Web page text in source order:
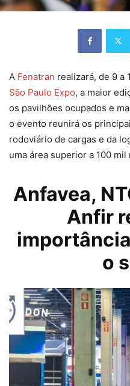
A Fenatran realizará, de 9 a
São Paulo Expo, a maior
os pavilhões ocupados e
o evento reunirá os
rodoviário de cargas e da
uma área superior a 100
Anfavea,
Anfir
o